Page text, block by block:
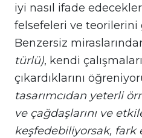
iyi nasıl ifade
felsefeleri ve teorilerini
Benzersiz
türlü), kendi
çıkardıklarını
tasarımcıdan yeterli
ve çağdaşlarını ve
keşfedebiliyorsak,